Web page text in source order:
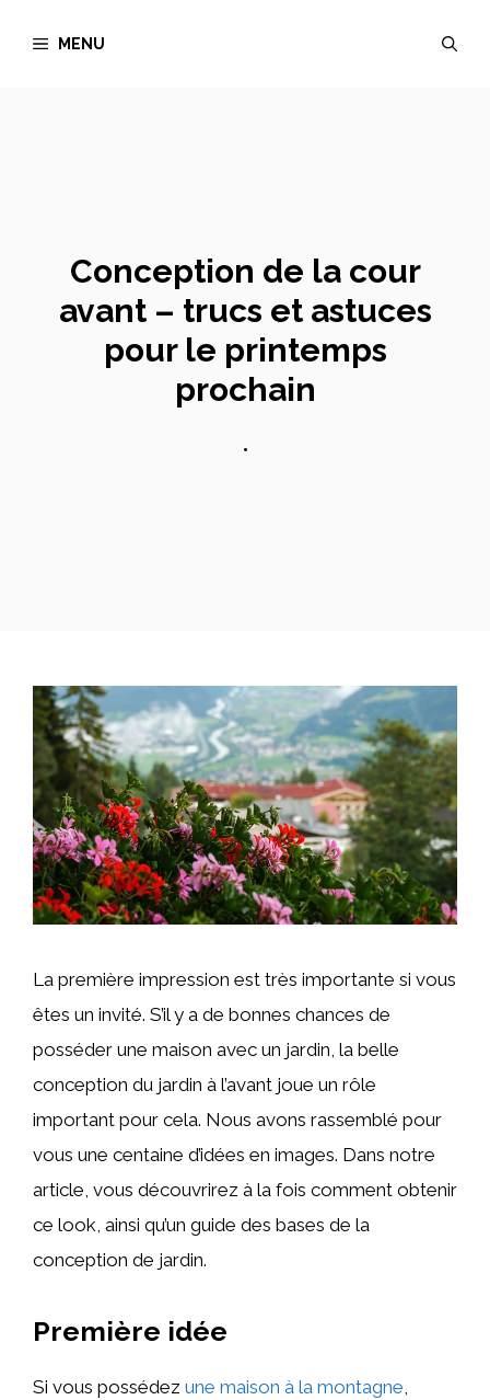
MENU
Conception de la cour
avant – trucs et astuces
pour le printemps
prochain
•
La première impression est très importante si vous
êtes un invité. S’il y a de bonnes chances de
posséder une maison avec un jardin, la belle
conception du jardin à l’avant joue un rôle
important pour cela. Nous avons rassemblé pour
vous une centaine d’idées en images. Dans notre
article, vous découvrirez à la fois comment obtenir
ce look, ainsi qu’un guide des bases de la
conception de jardin.
Première idée
Si vous possédez une maison à la montagne,